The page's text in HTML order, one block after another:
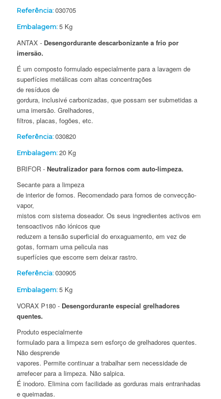
Referência:030705
Embalagem:5 Kg
ANTAX - Desengordurante descarbonizante a frio por
imersão.
É um composto formulado especialmente para a lavagem de
superfícies metálicas com altas concentrações
de resíduos de
gordura, inclusivé carbonizadas, que possam ser submetidas a
uma imersão. Grelhadores,
filtros, placas, fogões, etc.
Referência:030820
Embalagem:20 Kg
BRIFOR - Neutralizador para fornos com auto-limpeza.
Secante para a limpeza
de interior de fornos. Recomendado para fornos de convecção-
vapor,
mistos com sistema doseador. Os seus ingredientes activos em
tensoactivos não iónicos que
reduzem a tensão superficial do enxaguamento, em vez de
gotas, formam uma pelicula nas
superfícies que escorre sem deixar rastro.
Referência:030905
Embalagem:5 Kg
VORAX P180 - Desengordurante especial grelhadores
quentes.
Produto especialmente
formulado para a limpeza sem esforço de grelhadores quentes.
Não desprende
vapores. Permite continuar a trabalhar sem necessidade de
arrefecer para a limpeza. Não salpica.
É inodoro. Elimina com facilidade as gorduras mais entranhadas
e queimadas.